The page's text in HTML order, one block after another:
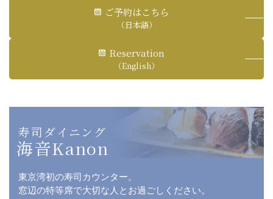
ご予約はこちら
（日本語）
Reservation
（English）
寿司ダイニング
海音Kanon
東京湾初の寿司カウンター。
窓辺の特等席で大切な人とお過ごしください。